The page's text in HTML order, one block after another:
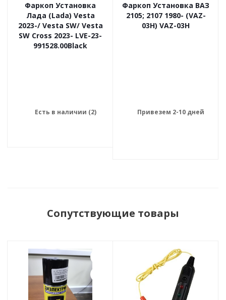
Фаркоп Установка
Лада (Lada) Vesta
2023-/ Vesta SW/ Vesta
SW Cross 2023- LVE-23-
991528.00Black
Есть в наличии (2)
Фаркоп Установка ВАЗ
2105; 2107 1980- (VAZ-
03H) VAZ-03H
Привезем 2-10 дней
Сопутствующие товары